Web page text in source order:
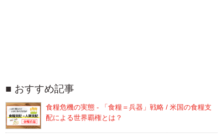
おすすめ記事
食糧危機の実態 - 「食糧＝兵器」戦略 / 米国の食糧支
配による世界覇権とは？